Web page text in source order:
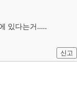
있다는거.....
신고